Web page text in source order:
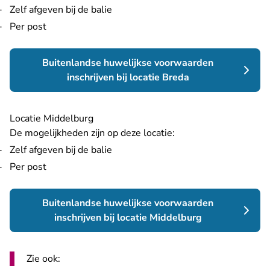
Zelf afgeven bij de balie
Per post
Buitenlandse huwelijkse voorwaarden
inschrijven bij locatie Breda
Locatie Middelburg
De mogelijkheden zijn op deze locatie:
Zelf afgeven bij de balie
Per post
Buitenlandse huwelijkse voorwaarden
inschrijven bij locatie Middelburg
Zie ook: